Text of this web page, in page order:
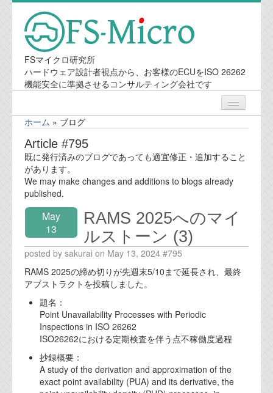
FSマイクロ研究所
ハードウェア設計者視点から、お客様のECUをISO 26262
機能安全に準拠させるコンサルティング会社です
ニュース
業務内容
会社案内
会社概要
代表ご挨拶
オフィス
実績
ブログ
ホーム » ブログ
Article #795
既に発行済みのブログであっても適宜修正・追加すること
があります。
We may make changes and additions to blogs already
published.
May
13
RAMS 2025へのマイ
ルストーン (3)
posted by sakurai on May 13, 2024 #795
RAMS 2025の締め切りが先週末5/10まで延長され、最終
アブストラクトを投稿しました。
題名：
Point Unavailability Processes with Periodic
Inspections in ISO 26262
ISO26262における定期検査を伴う点不稼働度過程
抄録概要：
A study of the derivation and approximation of the
exact point availability (PUA) and its derivative, the